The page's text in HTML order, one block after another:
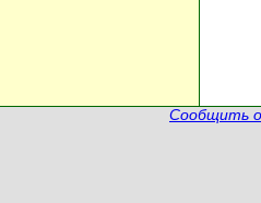
Сообщить о